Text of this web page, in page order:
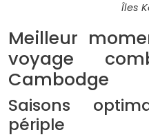
Îles
Meilleur
voyage
Cambodge
Saisons
périple